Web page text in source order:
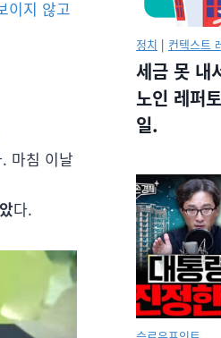
이지 않고
마침 이날
다.
정치 | 컨텍스트
세금 못 내
노인 레퍼
일.